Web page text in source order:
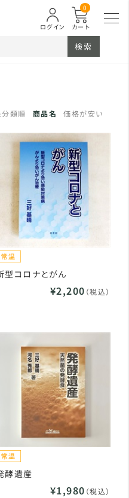
カート
0
ログイン
検索
類順 商品名 価格が安い
型コロナとがん
¥2,200 （税込）
酵遺産
¥1,980 （税込）